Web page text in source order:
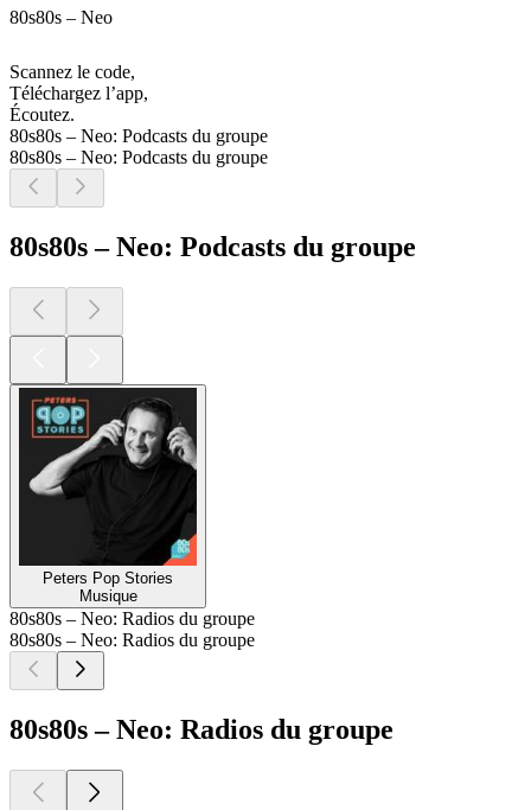
80s80s – Neo
Scannez le code,
Téléchargez l’app,
Écoutez.
80s80s – Neo: Podcasts du groupe
80s80s – Neo: Podcasts du groupe
80s80s – Neo: Podcasts du groupe
Peters Pop Stories
Musique
80s80s – Neo: Radios du groupe
80s80s – Neo: Radios du groupe
80s80s – Neo: Radios du groupe